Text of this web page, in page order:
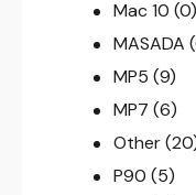
Mac 10 (0)
MASADA
MP5 (9)
MP7 (6)
Other
P90 (5)